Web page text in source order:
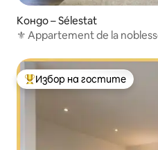
Кондо – Sélestat
⚜ Appartement de la
Най-популярен избор на
Избор на гостите